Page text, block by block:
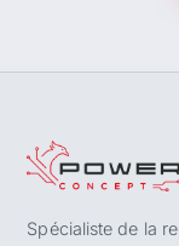
Spécialiste de la